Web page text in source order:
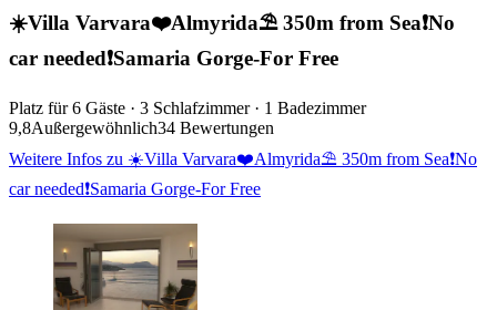
☀️Villa Varvara❤️Almyrida⛱️ 350m from Sea❗️No
car needed❗️Samaria Gorge-For Free
Platz für 6 Gäste · 3 Schlafzimmer · 1 Badezimmer
9,8Außergewöhnlich34 Bewertungen
Weitere Infos zu ☀️Villa Varvara❤️Almyrida⛱️ 350m from Sea❗️No
car needed❗️Samaria Gorge-For Free